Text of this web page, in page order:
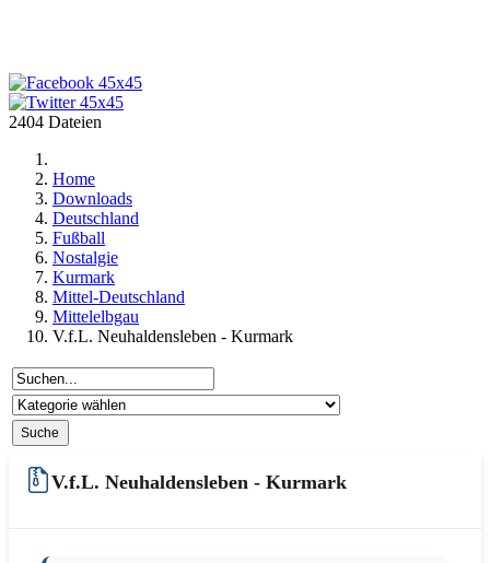
2404 Dateien
Home
Downloads
Deutschland
Fußball
Nostalgie
Kurmark
Mittel-Deutschland
Mittelelbgau
V.f.L. Neuhaldensleben - Kurmark
V.f.L. Neuhaldensleben - Kurmark